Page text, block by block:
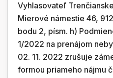
Vyhlasovateľ
Mierové námestie 46,
bodu 2, písm. h)
1/2022 na prenájom
02. 11. 2022 zrušuje
formou priameho nájmu